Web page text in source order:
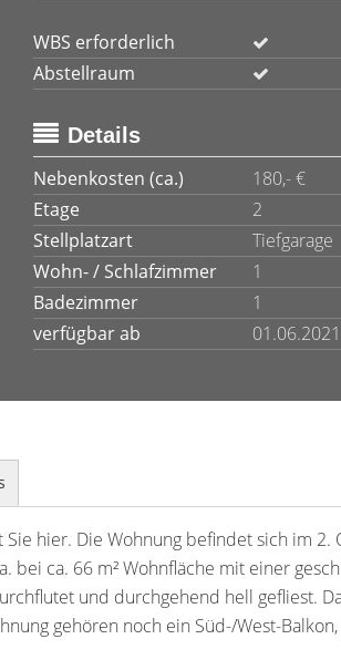
WBS erforderlich
Abstellraum
Details
Nebenkosten (ca.)
180,- €
Etage
2
Stellplatzart
Tiefgarage
Wohn- / Schlafzimmer
1
Badezimmer
1
verfügbar ab
01.06.2021
hier. Die Wohnung befindet sich im 2.
bei ca. 66 m² Wohnfläche mit einer
und durchgehend hell gefliest.
gehören noch ein Süd-/West-